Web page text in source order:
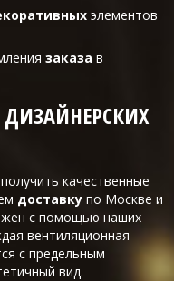
элементов
заказа в
качественные
доставку по Москве и
с помощью наших
вентиляционная
с предельным
вид.